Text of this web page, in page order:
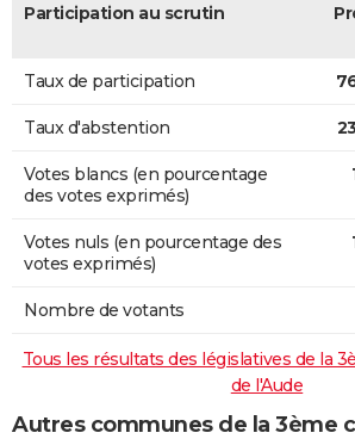
Participation au scrutin
Taux de participation
Taux d'abstention
Votes blancs (en pourcentage
des votes exprimés)
Votes nuls (en pourcentage des
votes exprimés)
Nombre de votants
Tous les résultats des législatives de la
de l'Aude
Autres communes de la 3ème